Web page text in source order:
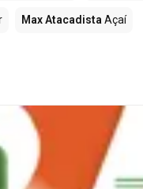
Max Atacadista Açaí